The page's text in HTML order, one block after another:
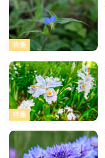
特集
特集